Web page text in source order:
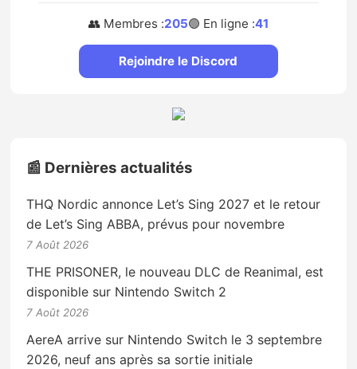
👥 Membres :205🟢 En ligne :41
Rejoindre le Discord
📰 Dernières actualités
THQ Nordic annonce Let’s Sing 2027 et le retour
de Let’s Sing ABBA, prévus pour novembre
7 Août 2026
THE PRISONER, le nouveau DLC de Reanimal, est
disponible sur Nintendo Switch 2
7 Août 2026
AereA arrive sur Nintendo Switch le 3 septembre
2026, neuf ans après sa sortie initiale